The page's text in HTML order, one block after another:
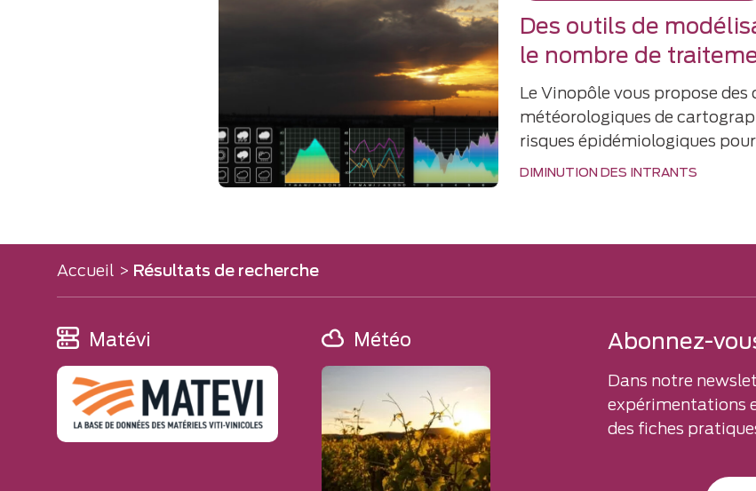
Des outils de
le nombre de
DIMINUTION DES INTRANTS
Le Vinopôle vous propose des
météorologiques de
risques épidémiologiques
Accueil > Résultats de recherche
Matévi Météo Abonnez-
Dans notre
expérimentations
des fiches